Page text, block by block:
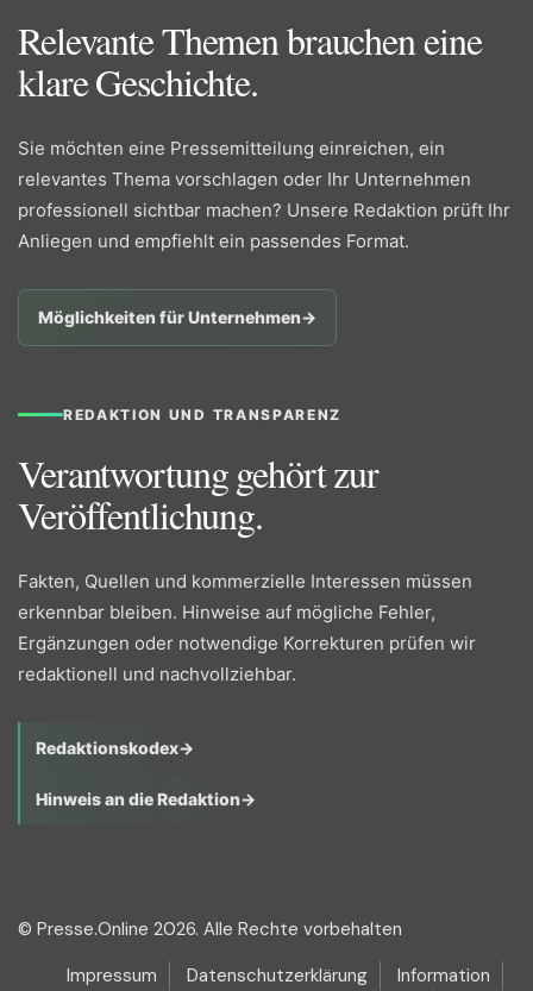
Relevante Themen brauchen eine
klare Geschichte.
Sie möchten eine Pressemitteilung einreichen, ein
relevantes Thema vorschlagen oder Ihr Unternehmen
professionell sichtbar machen? Unsere Redaktion prüft Ihr
Anliegen und empfiehlt ein passendes Format.
Möglichkeiten für Unternehmen→
REDAKTION UND TRANSPARENZ
Verantwortung gehört zur
Veröffentlichung.
Fakten, Quellen und kommerzielle Interessen müssen
erkennbar bleiben. Hinweise auf mögliche Fehler,
Ergänzungen oder notwendige Korrekturen prüfen wir
redaktionell und nachvollziehbar.
Redaktionskodex→
Hinweis an die Redaktion→
© Presse.Online 2026. Alle Rechte vorbehalten
Impressum
Datenschutzerklärung Information